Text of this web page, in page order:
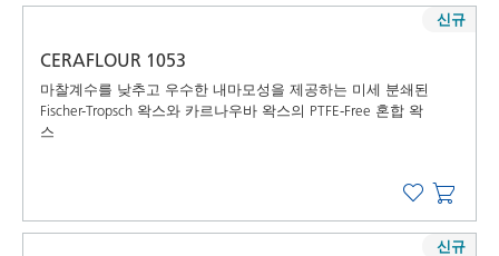
CERAFLOUR 1053
마찰계수를 낮추고 우수한 내마모성을 제공하는 미세 분쇄된
Fischer-Tropsch 왁스와 카르나우바 왁스의 PTFE-Free 혼합 왁
스
신규
신규